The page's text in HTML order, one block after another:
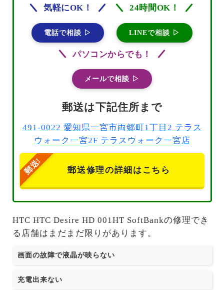
気軽にOK！
電話で相談 ▷
24時間OK！
LINEで相談 ▷
パソコンからでも！
メールで相談 ▷
郵送は下記住所まで
491-0022 愛知県一宮市両郷町1丁目2 テラス
ウォーク一宮2F テラスウォーク一宮店
郵送修理の詳細はこちら
HTC HTC Desire HD 001HT SoftBankの修理でき
る店舗はまだまだ限りがあります。
画面の故障で液晶が映らない
充電出来ない